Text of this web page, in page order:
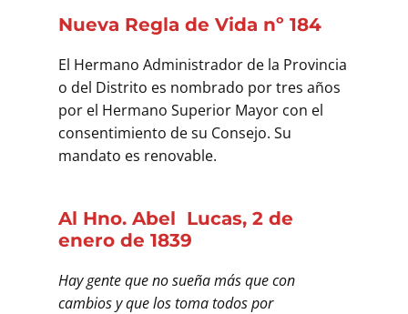
Nueva Regla de Vida nº 184
El Hermano Administrador de la Provincia
o del Distrito es nombrado por tres años
por el Hermano Superior Mayor con el
consentimiento de su Consejo. Su
mandato es renovable.
Al Hno. Abel Lucas, 2 de
enero de 1839
Hay gente que no sueña más que con
cambios y que los toma todos por